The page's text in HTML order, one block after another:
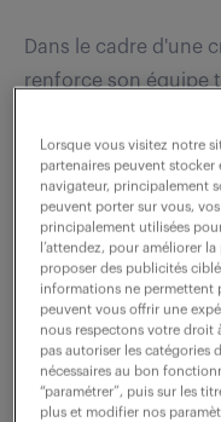
Dans le cadre d'une
renforce son équipe
innovants en
voir l'offre
développeur
24 juillet 2026
Lorsque vous visitez notre
partenaires peuvent
navigateur, principalement
peuvent porter sur vous,
principalement utilisées
l’attendez, pour améliorer
proposer des publicités
informations ne permettent
peuvent vous offrir une
nous respectons votre droit
pas autoriser les catégories
nécessaires au bon
“paramétrer”, puis sur les
plus et modifier nos